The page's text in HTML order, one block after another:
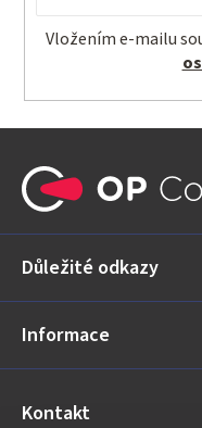
Vložením e-mailu
a
í
Důležité odkazy
Informace
Kontakt